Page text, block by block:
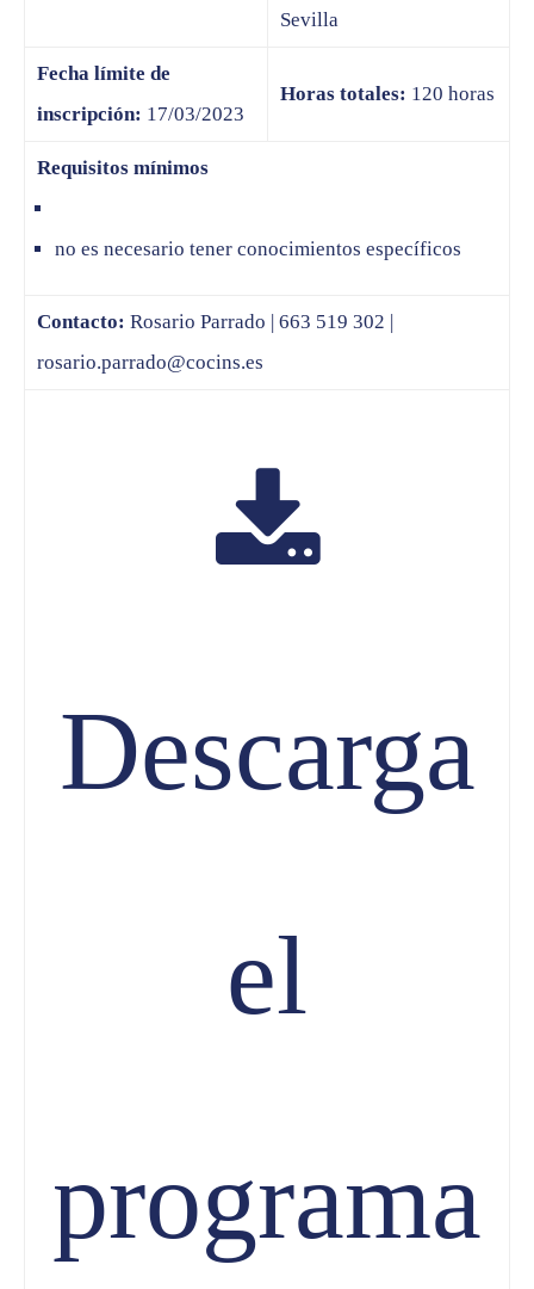
Sevilla
Fecha límite de
inscripción: 17/03/2023
Horas totales: 120 horas
Requisitos mínimos
no es necesario tener conocimientos específicos
Contacto: Rosario Parrado | 663 519 302 |
rosario.parrado@cocins.es
Descarga
el
programa